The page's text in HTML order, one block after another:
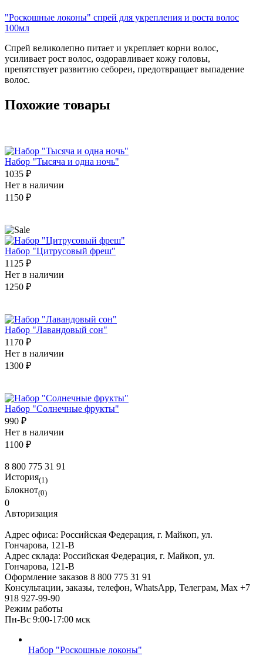
"Роскошные локоны" спрей для укрепления и роста волос
100мл
Спрей великолепно питает и укрепляет корни волос,
усиливает рост волос, оздоравливает кожу головы,
препятствует развитию себореи, предотвращает выпадение
волос.
Похожие товары
Набор "Тысяча и одна ночь"
1035 ₽
Нет в наличии
1150 ₽
Набор "Цитрусовый фреш"
1125 ₽
Нет в наличии
1250 ₽
Набор "Лавандовый сон"
1170 ₽
Нет в наличии
1300 ₽
Набор "Солнечные фрукты"
990 ₽
Нет в наличии
1100 ₽
8 800 775 31 91
История(1)
Блокнот(0)
0
Авторизация
Адрес офиса: Российская Федерация, г. Майкоп, ул.
Гончарова, 121-В
Адрес склада: Российская Федерация, г. Майкоп, ул.
Гончарова, 121-В
Оформление заказов 8 800 775 31 91
Консультации, заказы, телефон, WhatsApp, Телеграм, Мах +7
918 927-99-90
Режим работы
Пн-Вс 9:00-17:00 мск
Набор "Роскошные локоны"